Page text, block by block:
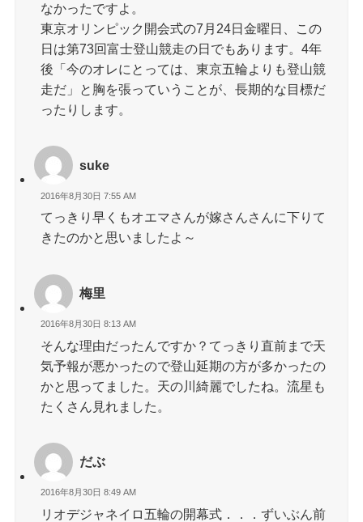
なかったですよ。
東京オリンピック開会式の7月24日金曜日、この
日は第73回富士登山競走の日でもあります。4年
後「今のオレにとっては、東京五輪よりも登山競
走だ」と胸を張っていうことが、長期的な目標だ
ったりします。
suke
2016年8月30日 7:55 AM
てっきり早くもオエマさんが嫁さんさんに下りて
きたのかと思いましたよ～
梅里
2016年8月30日 8:13 AM
そんな理由だったんですか？てっきり直前まで天
気予報が悪かったので登山延期の方が多かったの
かと思ってました。天の川綺麗でしたね。流星も
たくさん見れました。
だぶ
2016年8月30日 8:49 AM
リオデジャネイロ五輪の開幕式．．．ずいぶん前